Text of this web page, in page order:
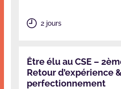
2 jours
Être élu au CSE –
Retour d’expérience &
perfectionnement